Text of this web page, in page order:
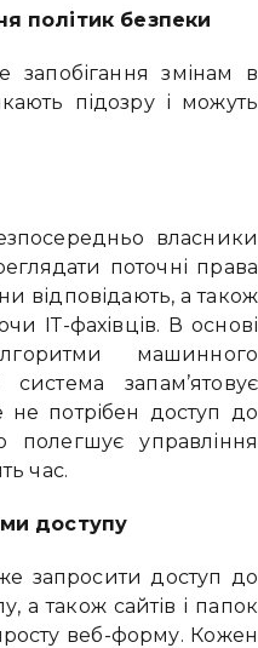
політик безпеки
запобігання змінам в
підозру і можуть
власники
поточні права
відповідають, а також
ІТ-фахівців. В основі
машинного
запам’ятовує
не потрібен доступ до
полегшує управління
час.
доступу
запросити доступ до
а також сайтів і папок
веб-форму. Кожен